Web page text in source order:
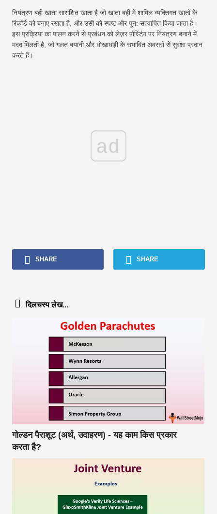
नियंत्रण बही खाता सारांशित खाता है जो खाता बही में शामिल व्यक्तिगत खातों के
रिकॉर्ड को बनाए रखता है, और उसी को स्पष्ट और पुन: सत्यापित किया जाता है।
इस प्रक्रिया का पालन करने से प्रबंधन को लेज़र पोस्टिंग पर नियंत्रण बनाने में
मदद मिलती है, जो गलत बयानी और धोखाधड़ी के संभावित अवसरों से सुरक्षा प्रदान
करते हैं।
ad
SHARE SHARE
दिलचस्प लेख...
गोल्डन पैराशूट (अर्थ, उदाहरण) - यह काम किस प्रकार
करता है?